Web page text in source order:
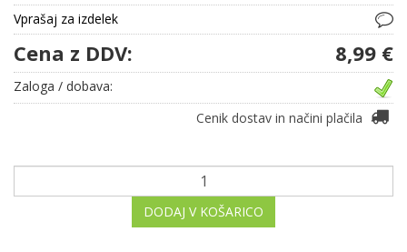
Vprašaj za izdelek
Cena z DDV: 8,99 €
Zaloga / dobava:
Cenik dostav in načini plačila
DODAJ V KOŠARICO